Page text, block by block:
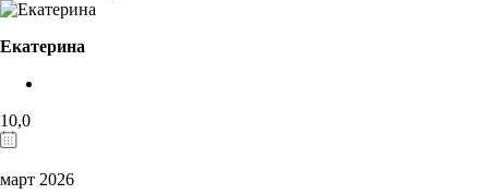
Екатерина
10,0
март 2026